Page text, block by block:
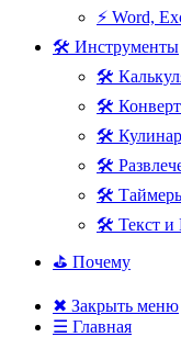
⚡ Word,
🛠 Инструменты
🛠
🛠
🛠
🛠
🛠
🛠 Текст и
⛳ Почему
✖ Закрыть меню
☰ Главная